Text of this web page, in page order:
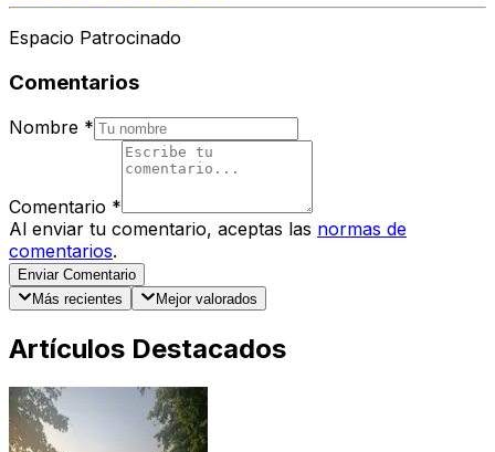
Espacio Patrocinado
Comentarios
Nombre *
Comentario *
Al enviar tu comentario, aceptas las normas de
comentarios.
Enviar Comentario
Más recientes
Mejor valorados
Artículos Destacados